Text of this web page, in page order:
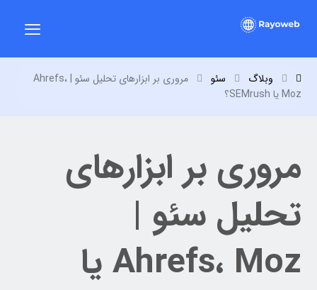
وبلاگ سئو
مروری بر ابزارهای تحلیل سئو | Ahrefs،
Moz یا SEMrush؟
مروری بر ابزارهای
تحلیل سئو |
Ahrefs، Moz یا